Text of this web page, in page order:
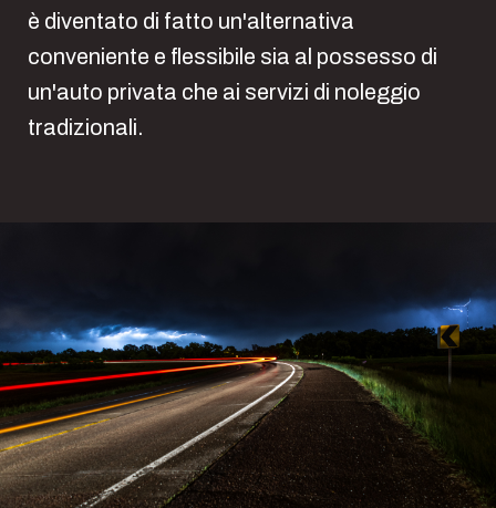
è diventato di fatto un'alternativa
conveniente e flessibile sia al possesso di
un'auto privata che ai servizi di noleggio
tradizionali.